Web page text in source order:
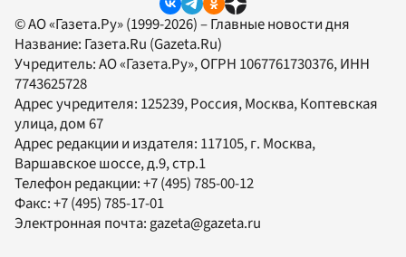
© АО «Газета.Ру» (1999-2026) – Главные новости дня
Название: Газета.Ru (Gazeta.Ru)
Учредитель:АО «Газета.Ру», ОГРН 1067761730376, ИНН
7743625728
Адрес учредителя: 125239, Россия, Москва, Коптевская
улица, дом 67
Адрес редакции и издателя: 117105, г. Москва,
Варшавское шоссе, д.9, стр.1
Телефон редакции:+7 (495) 785-00-12
Факс:+7 (495) 785-17-01
Электронная почта: gazeta@gazeta.ru